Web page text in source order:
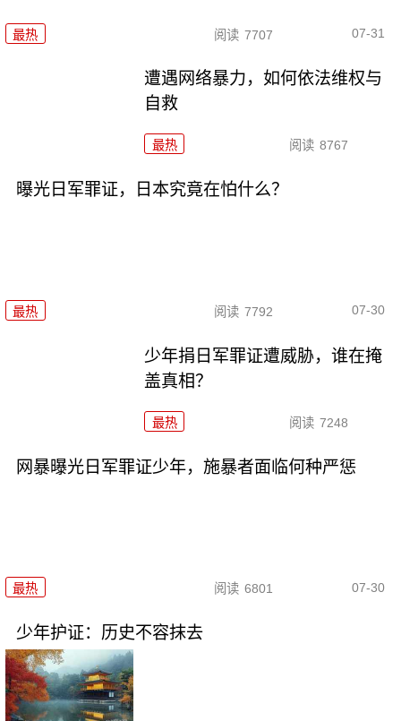
最热 阅读 7707 07-31
遭遇网络暴力，如何依法维权与
自救
最热 阅读 8767
曝光日军罪证，日本究竟在怕什么？
最热 阅读 7792 07-30
少年捐日军罪证遭威胁，谁在掩
盖真相？
最热 阅读 7248
网暴曝光日军罪证少年，施暴者面临何种严惩
最热 阅读 6801 07-30
少年护证：历史不容抹去